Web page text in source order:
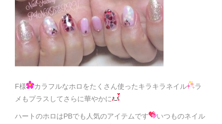
F様 カラフルなホロをたくさん使ったキラキラネイル
ラ
メもプラスしてさらに華やかに
ハートのホロはPBでも人気のアイテムです
いつものネイル